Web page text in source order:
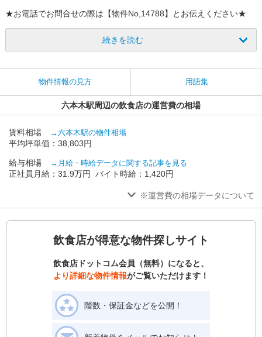
★お電話でお問合せの際は【物件No,14788】とお伝えください★
続きを読む
物件情報の見方 用語集
六本木駅周辺の飲食店の運営費の相場
賃料相場 →六本木駅の物件相場
平均坪単価：38,803円
給与相場 →月給・時給データに関する記事を見る
正社員月給：31.9万円 バイト時給：1,420円
※運営費の相場データについて
飲食店が得意な物件探しサイト
飲食店ドットコム会員（無料）になると、
より詳細な物件情報がご覧いただけます！
階数・保証金などを公開！